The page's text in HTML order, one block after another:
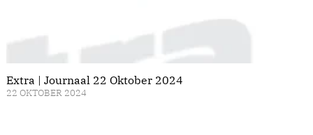
Extra | Journaal 22 Oktober 2024
22 OKTOBER 2024